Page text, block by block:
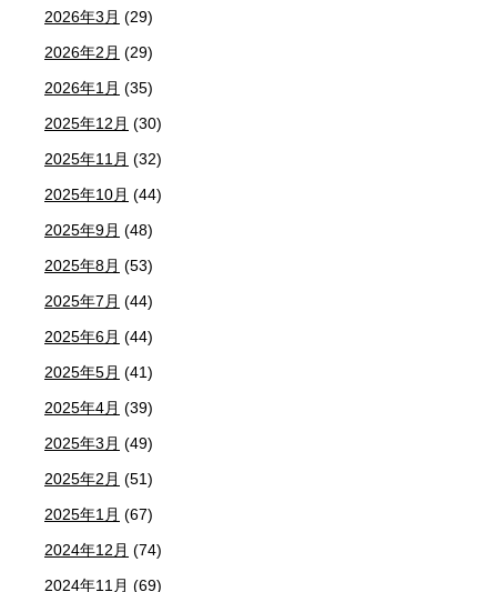
2026年3月 (29)
2026年2月 (29)
2026年1月 (35)
2025年12月 (30)
2025年11月 (32)
2025年10月 (44)
2025年9月 (48)
2025年8月 (53)
2025年7月 (44)
2025年6月 (44)
2025年5月 (41)
2025年4月 (39)
2025年3月 (49)
2025年2月 (51)
2025年1月 (67)
2024年12月 (74)
2024年11月 (69)